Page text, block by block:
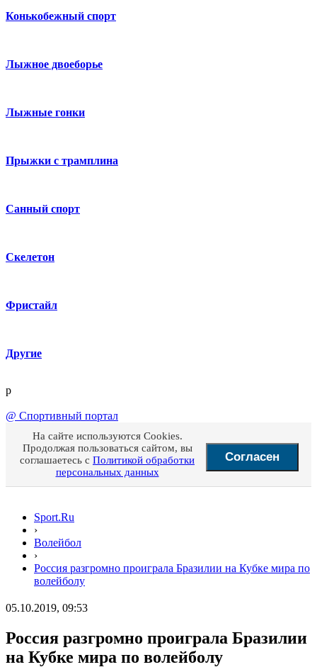
Конькобежный спорт
Лыжное двоеборье
Лыжные гонки
Прыжки с трамплина
Санный спорт
Скелетон
Фристайл
Другие
p
@ Спортивный портал
На сайте используются Cookies.
Продолжая пользоваться сайтом, вы
соглашаетесь с Политикой обработки
персональных данных
Согласен
Sport.Ru
›
Волейбол
›
Россия разгромно проиграла Бразилии на Кубке мира по
волейболу
05.10.2019, 09:53
Россия разгромно проиграла Бразилии
на Кубке мира по волейболу